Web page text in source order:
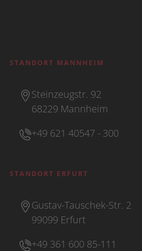
STANDORT MANNHEIM
Steinzeugstr. 92
68229 Mannheim
+49 621 40547 - 300
STANDORT ERFURT
Gustav-Tauschek-Str. 2
99099 Erfurt
+49 361 600 85-111